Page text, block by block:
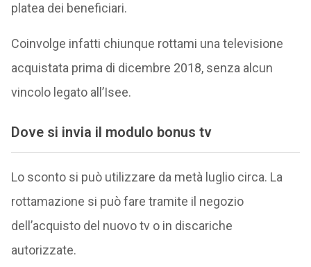
platea dei beneficiari.
Coinvolge infatti chiunque rottami una televisione
acquistata prima di dicembre 2018, senza alcun
vincolo legato all’Isee.
Dove si invia il modulo bonus tv
Lo sconto si può utilizzare da metà luglio circa. La
rottamazione si può fare tramite il negozio
dell’acquisto del nuovo tv o in discariche
autorizzate.